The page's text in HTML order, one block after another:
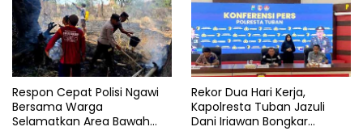
Respon Cepat Polisi Ngawi
Bersama Warga
Selamatkan Area Bawah
Rekor Dua Hari Kerja,
Kapolresta Tuban Jazuli
Dani Iriawan Bongkar